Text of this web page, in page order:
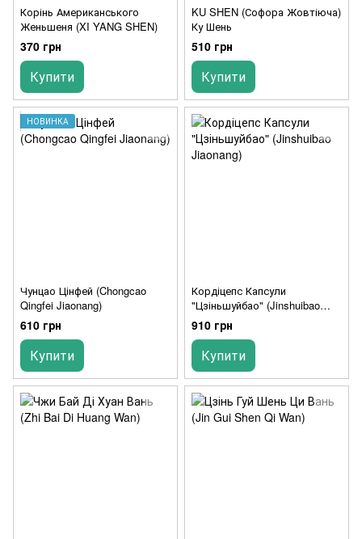
Корінь Американського
Женьшеня (XI YANG SHEN)
370 грн
Купити
KU SHEN (Софора Жовтіюча)
Ку Шень
510 грн
Купити
НОВИНКА
Чунцао Цінфей (Chongcao
Qingfei Jiaonang)
610 грн
Купити
Кордіцепс Капсули
"Цзіньшуйбао" (Jinshuibao
Jiaonang)
910 грн
Купити